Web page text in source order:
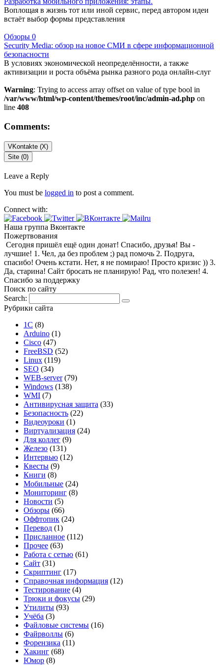
Воплощая в жизнь тот или иной сервис, перед автором идеи
встаёт выбор формы представления
Обзоры 0
Security Media: обзор на новое СМИ в сфере информационной
безопасности
В условиях экономической неопределённости, а также
активизации и роста объёма рынка разного рода онлайн-слуг
Warning: Trying to access array offset on value of type bool in
/var/www/html/wp-content/themes/root/inc/admin-ad.php on
line 408
Comments:
VKontakte (X)
Site (0)
Leave a Reply
You must be logged in to post a comment.
Connect with:
Наша группа Вконтакте
Пожертвования
Сегодня пришёл ещё один донат! Спасибо, друзья! Вы -
лучшие! 1. Чел, да без проблем ;) рад помочь 2. Подруга,
спасибо! Очень кстати. Нет, я не помираю! Просто кризис )) 3.
Да, старина! Сайт бросать не планирую! Рад, что полезен! 4.
Спасибо за поддержку
Поиск по сайту
Search:
Рубрики сайта
1С (8)
Arduino (1)
Cisco (47)
FreeBSD (52)
Linux (119)
SEO (34)
WEB-server(79)
Windows (138)
WMI (7)
Антивирусная защита (33)
Безопасность (22)
Видеоуроки (1)
Виртуализация (24)
Для коллег (9)
Железо (131)
Интервью (12)
Квесты (9)
Книги (8)
Мобильные (24)
Мониторинг (8)
Новости (5)
Обзоры (66)
Оффтопик (24)
Перевод (1)
Присланное (112)
Прочее (63)
Работа с сетью (61)
Сайт (31)
Скриптинг (17)
Справочная информация (12)
Тестирование (4)
Трюки и фокусы (29)
Утилиты (93)
Учёба (3)
Файловые системы (16)
Файрволлы (6)
Форензика (11)
Хакинг (68)
Юмор (8)